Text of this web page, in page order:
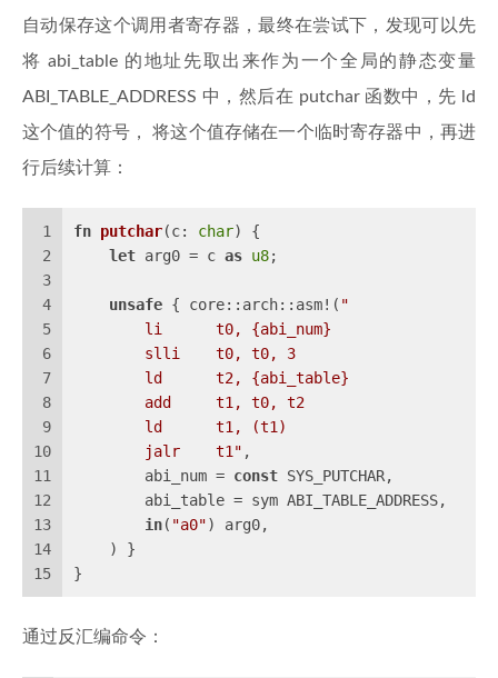
自动保存这个调用者寄存器，最终在尝试下，发现可以先
将 abi_table 的地址先取出来作为一个全局的静态变量
ABI_TABLE_ADDRESS 中，然后在 putchar 函数中，先 ld
这个值的符号， 将这个值存储在一个临时寄存器中，再进
行后续计算：
1
2
3
4
5
6
7
8
9
10
11
12
13
14
15
fn putchar(c: char) {
let arg0 = c as u8;
unsafe { core::arch::asm!( "
        li      t0, {abi_num}
        slli    t0, t0, 3
        ld      t2, {abi_table}
        add     t1, t0, t2
        ld      t1, (t1)
        jalr    t1"
,
        abi_num =
const SYS_PUTCHAR,
        abi_table = sym ABI_TABLE_ADDRESS,
in( "a0") arg0,
    ) }
}
通过反汇编命令：